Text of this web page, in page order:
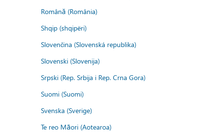
Română (România)
Shqip (shqipëri)
Slovenčina (Slovenská republika)
Slovenski (Slovenija)
Srpski (Rep. Srbija i Rep. Crna Gora)
Suomi (Suomi)
Svenska (Sverige)
Te reo Māori (Aotearoa)